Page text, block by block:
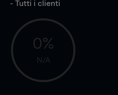
- Tutti i clienti
0%
N/A